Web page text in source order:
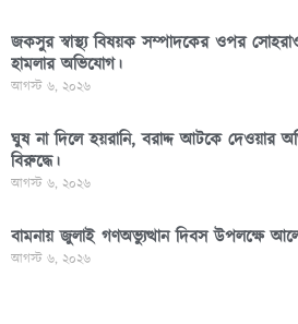
জকসুর স্বাস্থ্য বিষয়ক সম্পাদকের ওপর
হামলার অভিযোগ।
আগস্ট ৬, ২০২৬
ঘুষ না দিলে হয়রানি, বরাদ্দ আটকে দেওয়ার
বিরুদ্ধে।
আগস্ট ৬, ২০২৬
বামনায় জুলাই গণঅভ্যুত্থান দিবস উপলক্ষে
আগস্ট ৬, ২০২৬